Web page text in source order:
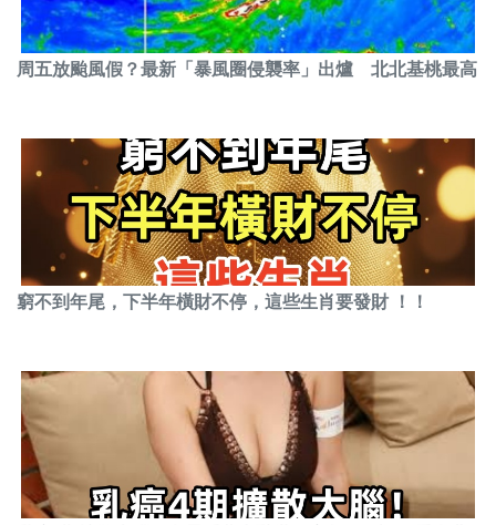
周五放颱風假？最新「暴風圈侵襲率」出爐 北北基桃最高
窮不到年尾，下半年橫財不停，這些生肖要發財 ！！